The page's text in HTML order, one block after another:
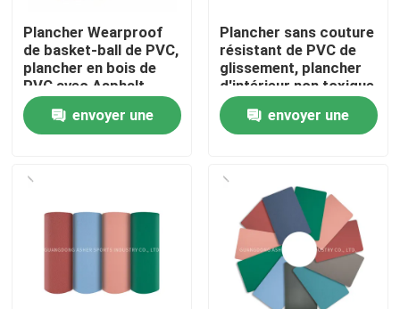
Accueil
Produits
À propos de nous
Plancher Wearproof
de basket-ball de PVC,
plancher en bois de
PVC avec Asphalt
Layer
envoyer une
Plancher sans couture
résistant de PVC de
glissement, plancher
d'intérieur non toxique
de PVC
envoyer une